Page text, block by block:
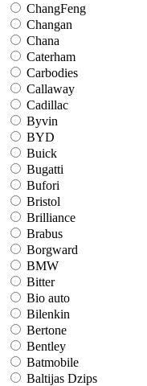
ChangFeng
Changan
Chana
Caterham
Carbodies
Callaway
Cadillac
Byvin
BYD
Buick
Bugatti
Bufori
Bristol
Brilliance
Brabus
Borgward
BMW
Bitter
Bio auto
Bilenkin
Bertone
Bentley
Batmobile
Baltijas Dzips